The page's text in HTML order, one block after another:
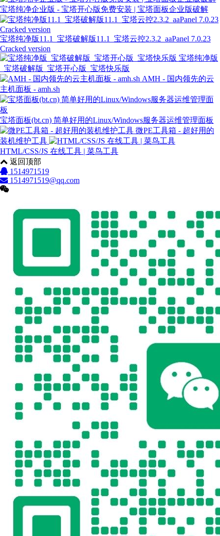
宝塔纯净企业版 - 宝塔开心版免费安装 | 宝塔面板企业版破解
宝塔纯净版11.1_宝塔破解版11.1_宝塔云控2.3.2_aaPanel 7.0.23
Cracked version
宝塔纯净版
_宝塔破解版_宝塔开心版_宝塔快乐版
AMH - 国内领先的云
主机面板 - amh.sh
宝塔面板(bt.cn) 简单好用的Linux/Windows服务器运维管理面板
微PE工具箱 - 超好用的
装机维护工具
HTML/CSS/JS 在线工具 | 菜鸟工具
返回顶部
1514971519
1514971519@qq.com